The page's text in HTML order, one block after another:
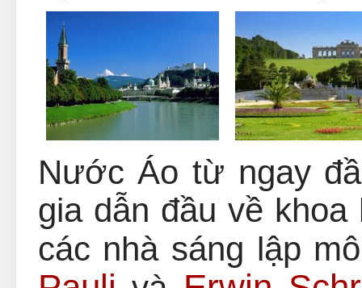
Nước Áo từ ngay
gia dẫn đầu về
các nhà sáng lập